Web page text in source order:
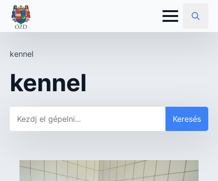
Search
kennel
kennel
Keresés